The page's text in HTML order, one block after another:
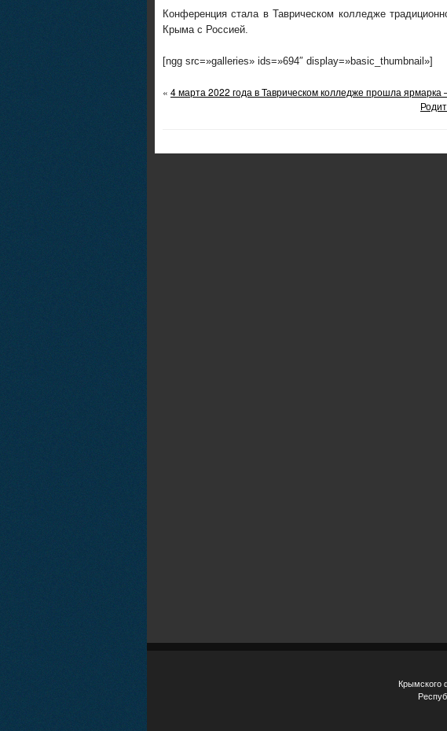
Конференция стала в Таврическом колледже
Крыма с Россией.
[ngg src=»galleries» ids=»694″ display=»basic_thumbnail»]
« 4 марта 2022 года в Таврическом колледже прошла ярмарка
Крымского